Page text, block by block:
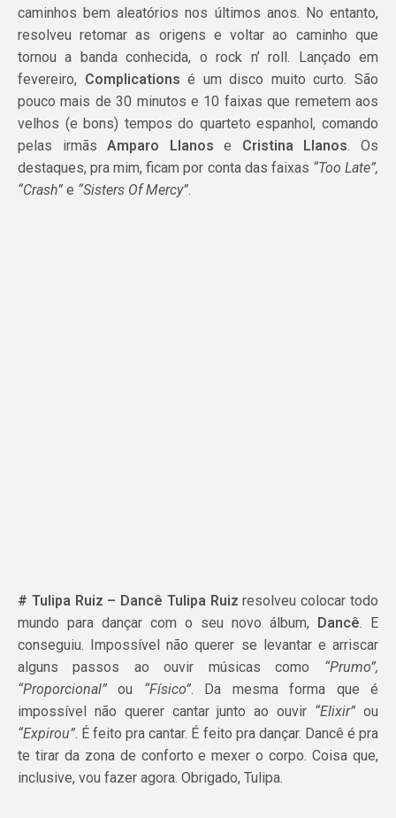
caminhos bem aleatórios nos últimos anos. No entanto,
resolveu retomar as origens e voltar ao caminho que
tornou a banda conhecida, o rock n’ roll. Lançado em
fevereiro, Complications é um disco muito curto. São
pouco mais de 30 minutos e 10 faixas que remetem aos
velhos (e bons) tempos do quarteto espanhol, comando
pelas irmãsAmparo Llanos e Cristina Llanos. Os
destaques, pra mim, ficam por conta das faixas “Too Late”,
“Crash” e “Sisters Of Mercy”.
# Tulipa Ruiz – Dancê Tulipa Ruiz resolveu colocar todo
mundo para dançar com o seu novo álbum, Dancê. E
conseguiu. Impossível não querer se levantar e arriscar
alguns passos ao ouvir músicas como “Prumo”,
“Proporcional” ou “Físico”. Da mesma forma que é
impossível não querer cantar junto ao ouvir “Elixir” ou
“Expirou”. É feito pra cantar. É feito pra dançar. Dancê é pra
te tirar da zona de conforto e mexer o corpo. Coisa que,
inclusive, vou fazer agora. Obrigado, Tulipa.